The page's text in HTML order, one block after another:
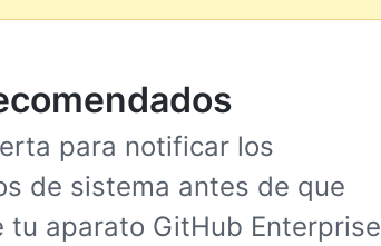
para notificar los
de sistema antes de que
aparato GitHub Enterprise